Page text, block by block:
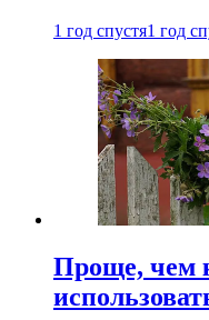
1 год спустя1 год
Проще, чем